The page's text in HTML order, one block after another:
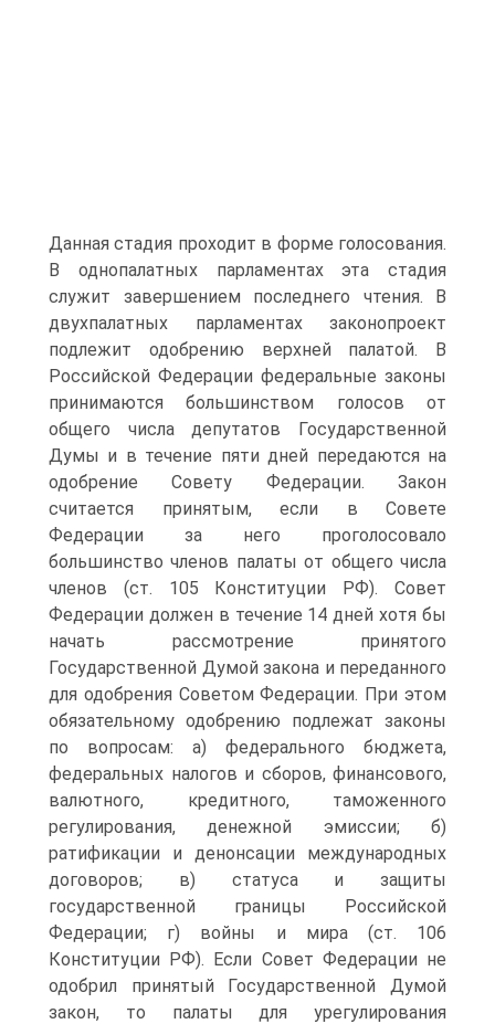
Данная стадия проходит в форме голосования.
В однопалатных парламентах эта стадия
служит завершением последнего чтения. В
двухпалатных парламентах законопроект
подлежит одобрению верхней палатой. В
Российской Федерации федеральные законы
принимаются большинством голосов от
общего числа депутатов Государственной
Думы и в течение пяти дней передаются на
одобрение Совету Федерации. Закон
считается принятым, если в Совете
Федерации за него проголосовало
большинство членов палаты от общего числа
членов (ст. 105 Конституции РФ). Совет
Федерации должен в течение 14 дней хотя бы
начать рассмотрение принятого
Государственной Думой закона и переданного
для одобрения Советом Федерации. При этом
обязательному одобрению подлежат законы
по вопросам: а) федерального бюджета,
федеральных налогов и сборов, финансового,
валютного, кредитного, таможенного
регулирования, денежной эмиссии; б)
ратификации и денонсации международных
договоров; в) статуса и защиты
государственной границы Российской
Федерации; г) войны и мира (ст. 106
Конституции РФ). Если Совет Федерации не
одобрил принятый Государственной Думой
закон, то палаты для урегулирования